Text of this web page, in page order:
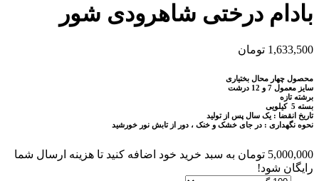
بادام درختی شاهرودی شور
1,633,500 تومان
محصول چهار محال بختیاری
سایز معمول 7 و 12 درشت
برشته تازه
بسته 5 کیلویی
تاریخ انقضا : یک سال پس از تولید
نحوه نگهداری : در جای خشک و خنک ، دور از تابش نور خورشید
5,000,000 تومان به سبد خرید خود اضافه کنید تا هزینه ارسال شما
رایگان شود!